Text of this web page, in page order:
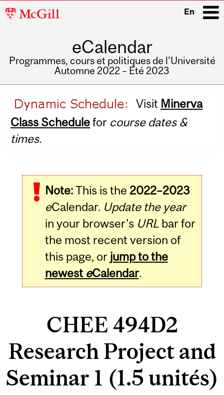
McGill
En
eCalendar
Programmes, cours et politiques de l'Université
Automne 2022 – Été 2023
navigation
Visit Minerva
Class Schedulefor course dates &
times.
Note:This is the 2022–2023
eCalendar. Update the year
in your browser's URLbar for
the most recent version of
this page, or jump to the
newest eCalendar.
CHEE 494D2
Research Project and
Seminar 1 (1.5 unités)